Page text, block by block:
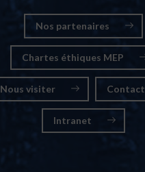
Nos partenaires
Chartes éthiques MEP
Nous visiter Contact
Intranet